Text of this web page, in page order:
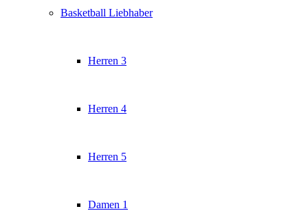
Basketball Liebhaber
Herren 3
Herren 4
Herren 5
Damen 1